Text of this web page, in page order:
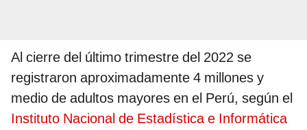
Al cierre del último trimestre del 2022 se
registraron aproximadamente 4 millones y
medio de adultos mayores en el Perú, según el
Instituto Nacional de Estadística e Informática